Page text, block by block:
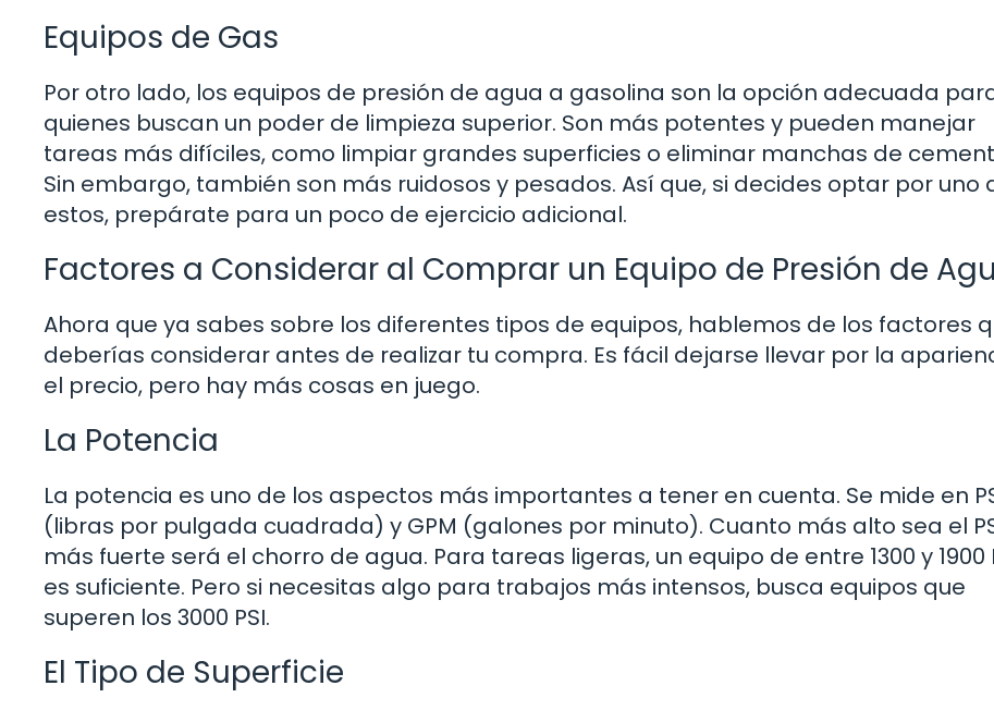
Equipos de Gas
Por otro lado, los equipos de presión de agua a gasolina son la opción adecuada
quienes buscan un poder de limpieza superior. Son más potentes y pueden manejar
tareas más difíciles, como limpiar grandes superficies o eliminar manchas de
Sin embargo, también son más ruidosos y pesados. Así que, si decides optar por uno
estos, prepárate para un poco de ejercicio adicional.
Factores a Considerar al Comprar un Equipo de Presión de
Ahora que ya sabes sobre los diferentes tipos de equipos, hablemos de los factores
deberías considerar antes de realizar tu compra. Es fácil dejarse llevar por la
el precio, pero hay más cosas en juego.
La Potencia
La potencia es uno de los aspectos más importantes a tener en cuenta. Se mide en
(libras por pulgada cuadrada) y GPM (galones por minuto). Cuanto más alto sea el
más fuerte será el chorro de agua. Para tareas ligeras, un equipo de entre 1300 y 1900
es suficiente. Pero si necesitas algo para trabajos más intensos, busca equipos que
superen los 3000 PSI.
El Tipo de Superficie